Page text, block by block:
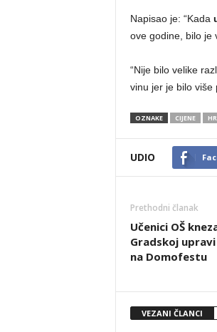
Napisao je: “Kada
ove godine, bilo je
“Nije bilo velike
vinu jer je bilo više
OZNAKE CIJENE
UDIO
Prethodni članak
Učenici OŠ
Gradskoj
na Domofestu
VEZANI ČLANCI